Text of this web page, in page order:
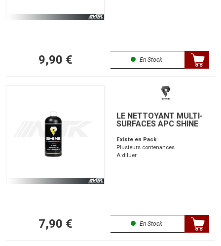
9,90 € En Stock
LE NETTOYANT MULTI-
SURFACES APC SHINE
Existe en Pack
Plusieurs contenances
A diluer
7,90 € En Stock